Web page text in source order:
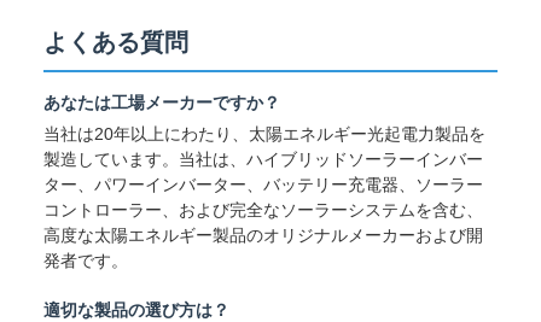
よくある質問
あなたは工場メーカーですか？
当社は20年以上にわたり、太陽エネルギー光起電力製品を
製造しています。当社は、ハイブリッドソーラーインバー
ター、パワーインバーター、バッテリー充電器、ソーラー
コントローラー、および完全なソーラーシステムを含む、
高度な太陽エネルギー製品のオリジナルメーカーおよび開
発者です。
適切な製品の選び方は？